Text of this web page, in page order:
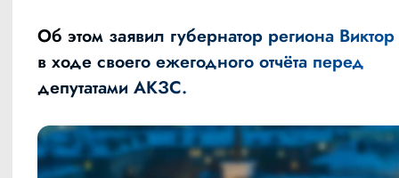
Об этом заявил губернатор региона
в ходе своего ежегодного отчёта перед
депутатами АКЗС.